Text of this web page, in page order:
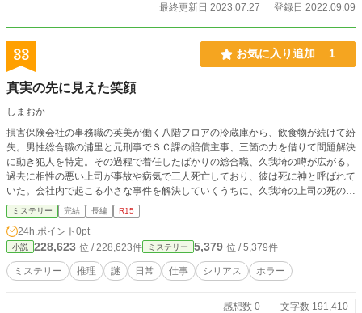
最終更新日 2023.07.27
登録日 2022.09.09
33 お気に入り追加 1
真実の先に見えた笑顔
しまおか
損害保険会社の事務職の英美が働く八階フロアの冷蔵庫から、飲食物が続けて紛
失。男性総合職の浦里と元刑事でＳＣ課の賠償主事、三箇の力を借りて問題解決
に動き犯人を特定。その過程で着任したばかりの総合職、久我埼の噂が広がる。
過去に相性の悪い上司が事故や病気で三人死亡しており、彼は死に神と呼ばれて
いた。会社内で起こる小さな事件を解決していくうちに、久我埼の上司の死の真
相を探り始めた主人公達。果たしてその結末は？
ミステリー 完結 長編 R15
24h.ポイント 0pt
小説 228,623 位 / 228,623件 ミステリー 5,379 位 / 5,379件
ミステリー 推理 謎 日常 仕事 シリアス ホラー
感想数 0
文字数 191,410